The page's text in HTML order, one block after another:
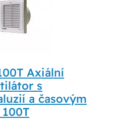
Axiální
s
a časovým